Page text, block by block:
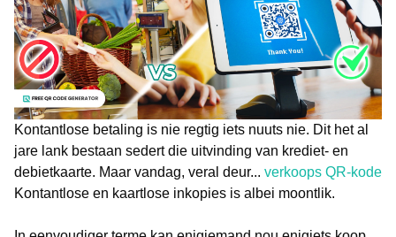
Kontantlose betaling is nie regtig iets nuuts nie. Dit het al
jare lank bestaan sedert die uitvinding van krediet- en
debietkaarte. Maar vandag, veral deur... verkoops QR-kode
Kontantlose en kaartlose inkopies is albei moontlik.